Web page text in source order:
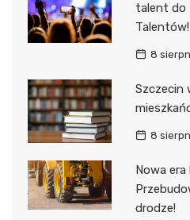
talent do
Talentów!
8
Szczecin
8
Nowa
drodze!